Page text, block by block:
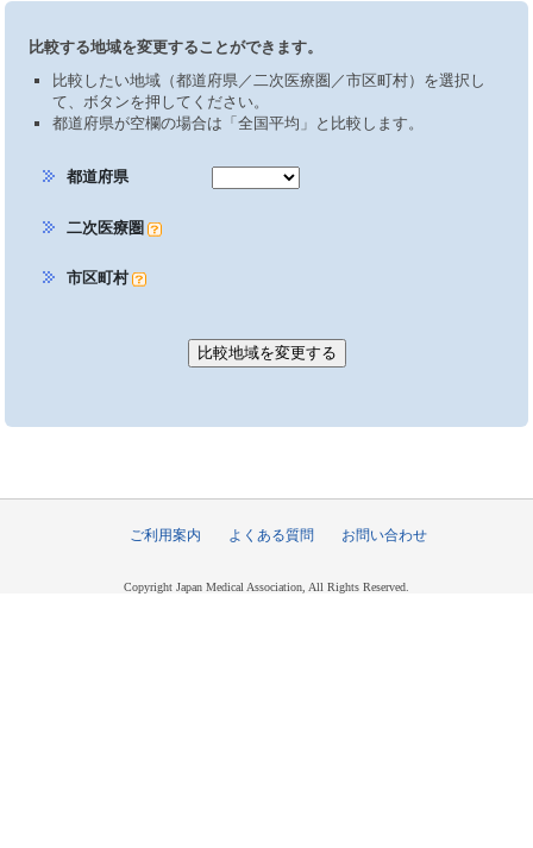
比較する地域を変更することができます。
比較したい地域（都道府県／二次医療圏／市区町村）を選択し
て、ボタンを押してください。
都道府県が空欄の場合は「全国平均」と比較します。
都道府県
二次医療圏
市区町村
ご利用案内 よくある質問 お問い合わせ
Copyright Japan Medical Association, All Rights Reserved.